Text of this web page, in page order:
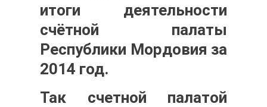
итоги деятельности
счётной палаты
Республики Мордовия за
2014 год.
Так счетной палатой